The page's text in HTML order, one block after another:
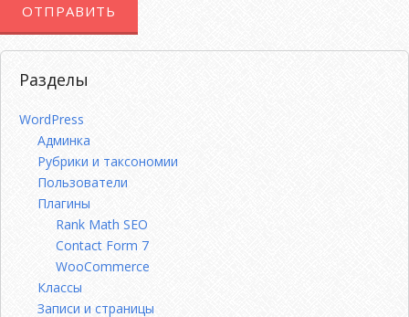
Разделы
WordPress
Админка
Рубрики и таксономии
Пользователи
Плагины
Rank Math SEO
Contact Form 7
WooCommerce
Классы
Записи и страницы